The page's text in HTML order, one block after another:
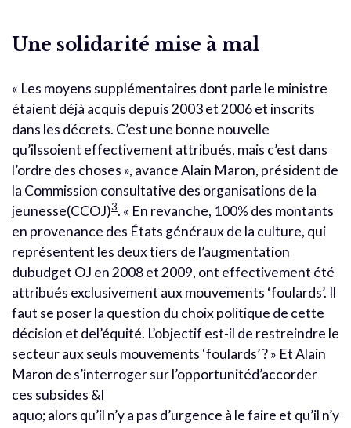
Une solidarité mise à mal
« Les moyens supplémentaires dont parle le ministre
étaient déjà acquis depuis 2003 et 2006 et inscrits
dans les décrets. C’est une bonne nouvelle
qu’ilssoient effectivement attribués, mais c’est dans
l’ordre des choses », avance Alain Maron, président de
la Commission consultative des organisations de la
jeunesse(CCOJ)3. « En revanche, 100% des montants
en provenance des États généraux de la culture, qui
représentent les deux tiers de l’augmentation
dubudget OJ en 2008 et 2009, ont effectivement été
attribués exclusivement aux mouvements ‘foulards’. Il
faut se poser la question du choix politique de cette
décision et del’équité. L’objectif est-il de restreindre le
secteur aux seuls mouvements ‘foulards’ ? » Et Alain
Maron de s’interroger sur l’opportunitéd’accorder
ces subsides &l
aquo; alors qu’il n’y a pas d’urgence à le faire et qu’il n’y